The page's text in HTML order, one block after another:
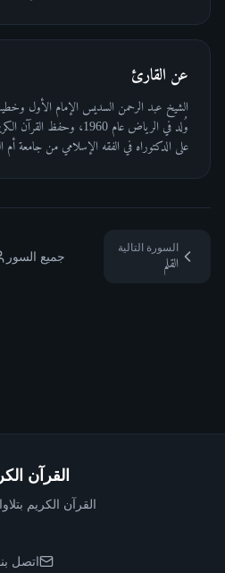
عن القارئ
الشيخ عبد الرحمن السديس الإمام الأول
وُلد في الرياض عام 1960،
على الدكتوراه في الفقه الإسلامي من جامعة أم
جميع السور
السورة التالية
القلم
القرآن
القرآن الكريم
اتصل